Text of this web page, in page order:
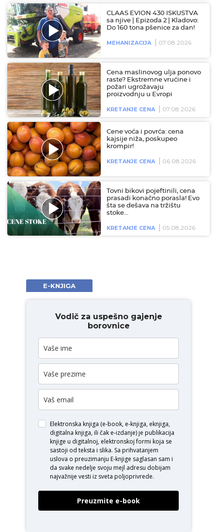
CLAAS EVION 430 ISKUSTVA
sa njive | Epizoda 2 | Kladovo:
Do 160 tona pšenice za dan!
MEHANIZACIJA 07.08.2026
Cena maslinovog ulja ponovo
raste? Ekstremne vrućine i
požari ugrožavaju
proizvodnju u Evropi
KRETANJE CENA 07.08.2026
Cene voća i povrća: cena
kajsije niža, poskupeo
krompir!
KRETANJE CENA 06.08.2026
Tovni bikovi pojeftinili, cena
prasadi konačno porasla! Evo
šta se dešava na tržištu
stoke…
KRETANJE CENA 05.08.2026
E-KNJIGA
Vodič za uspešno gajenje
borovnice
Elektronska knjiga (e-book, e-knjiga, eknjiga,
digitalna knjiga, ili čak e-izdanje) je publikacija
knjige u digitalnoj, elektronskoj formi koja se
sastoji od teksta i slika. Sa prihvatanjem
uslova o preuzimanju E-knjige saglasan sam i
da svake nedelje svoju mejl adresu dobijam
najvažnije vesti iz sveta poljoprivrede.
Preuzmite e-book